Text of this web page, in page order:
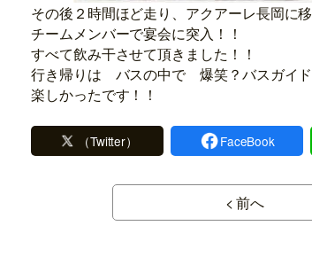
その後２時間ほど走り、アクアーレ長岡に移
チームメンバーで宴会に突入！！
すべて飲み干させて頂きました！！
行き帰りは バスの中で 爆笑？バスガイド
楽しかったです！！
（Twitter） FaceBook
< 前へ